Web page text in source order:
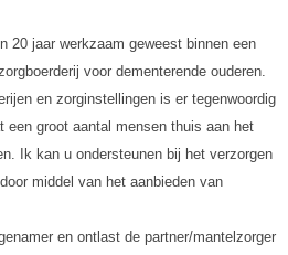
20 jaar werkzaam geweest binnen een
voor dementerende ouderen.
en zorginstellingen is er tegenwoordig
groot aantal mensen thuis aan het
Ik kan u ondersteunen bij het verzorgen
middel van het aanbieden van
en ontlast de partner/mantelzorger